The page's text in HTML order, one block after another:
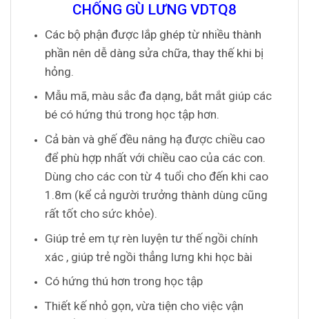
CHỐNG GÙ LƯNG VDTQ8
Các bộ phận được lắp ghép từ nhiều thành
phần nên dễ dàng sửa chữa, thay thế khi bị
hỏng.
Mẫu mã, màu sắc đa dạng, bắt mắt giúp các
bé có hứng thú trong học tập hơn.
Cả bàn và ghế đều nâng hạ được chiều cao
để phù hợp nhất với chiều cao của các con.
Dùng cho các con từ 4 tuổi cho đến khi cao
1.8m (kể cả người trưởng thành dùng cũng
rất tốt cho sức khỏe).
Giúp trẻ em tự rèn luyện tư thế ngồi chính
xác , giúp trẻ ngồi thẳng lưng khi học bài
Có hứng thú hơn trong học tập
Thiết kế nhỏ gọn, vừa tiện cho việc vận